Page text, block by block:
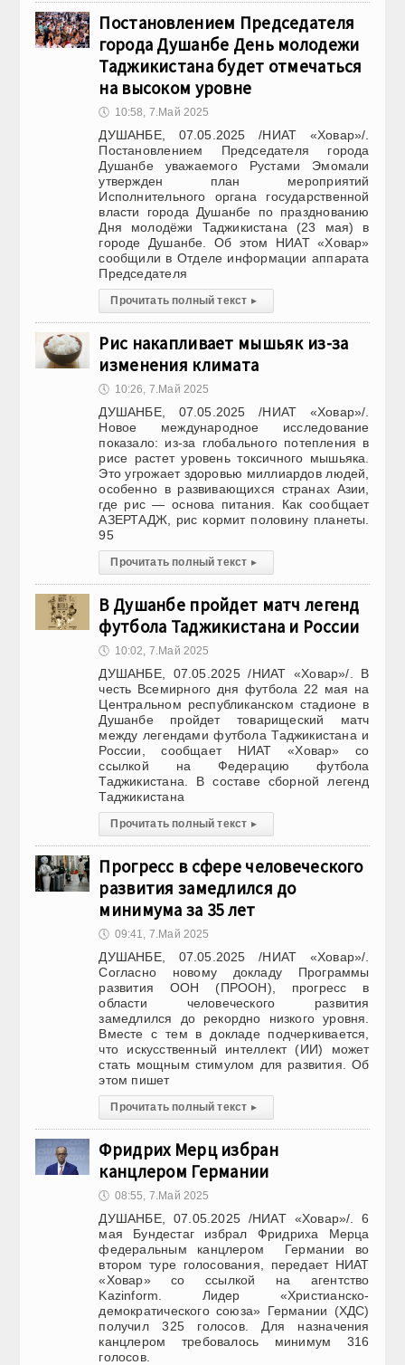
Постановлением Председателя
города Душанбе День молодежи
Таджикистана будет отмечаться
на высоком уровне
🕔 10:58, 7.Май 2025
ДУШАНБЕ, 07.05.2025 /НИАТ «Ховар»/.
Постановлением Председателя города
Душанбе уважаемого Рустами Эмомали
утвержден план мероприятий
Исполнительного органа государственной
власти города Душанбе по празднованию
Дня молодёжи Таджикистана (23 мая) в
городе Душанбе. Об этом НИАТ «Ховар»
сообщили в Отделе информации аппарата
Председателя
Прочитать полный текст ▸
Рис накапливает мышьяк из-за
изменения климата
🕔 10:26, 7.Май 2025
ДУШАНБЕ, 07.05.2025 /НИАТ «Ховар»/.
Новое международное исследование
показало: из-за глобального потепления в
рисе растет уровень токсичного мышьяка.
Это угрожает здоровью миллиардов людей,
особенно в развивающихся странах Азии,
где рис — основа питания. Как сообщает
АЗЕРТАДЖ, рис кормит половину планеты.
95
Прочитать полный текст ▸
В Душанбе пройдет матч легенд
футбола Таджикистана и России
🕔 10:02, 7.Май 2025
ДУШАНБЕ, 07.05.2025 /НИАТ «Ховар»/. В
честь Всемирного дня футбола 22 мая на
Центральном республиканском стадионе в
Душанбе пройдет товарищеский матч
между легендами футбола Таджикистана и
России, сообщает НИАТ «Ховар» со
ссылкой на Федерацию футбола
Таджикистана. В составе сборной легенд
Таджикистана
Прочитать полный текст ▸
Прогресс в сфере человеческого
развития замедлился до
минимума за 35 лет
🕔 09:41, 7.Май 2025
ДУШАНБЕ, 07.05.2025 /НИАТ «Ховар»/.
Согласно новому докладу Программы
развития ООН (ПРООН), прогресс в
области человеческого развития
замедлился до рекордно низкого уровня.
Вместе с тем в докладе подчеркивается,
что искусственный интеллект (ИИ) может
стать мощным стимулом для развития. Об
этом пишет
Прочитать полный текст ▸
Фридрих Мерц избран
канцлером Германии
🕔 08:55, 7.Май 2025
ДУШАНБЕ, 07.05.2025 /НИАТ «Ховар»/. 6
мая Бундестаг избрал Фридриха Мерца
федеральным канцлером Германии во
втором туре голосования, передает НИАТ
«Ховар» со ссылкой на агентство
Kazinform. Лидер «Христианско-
демократического союза» Германии (ХДС)
получил 325 голосов. Для назначения
канцлером требовалось минимум 316
голосов.